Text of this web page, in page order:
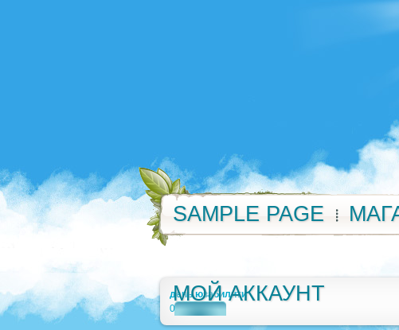
SAMPLE PAGE
МОЙ АККАУНТ
день юзабилити
0